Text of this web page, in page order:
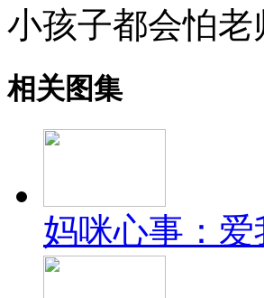
小孩子都会怕
相关图集
妈咪心事：